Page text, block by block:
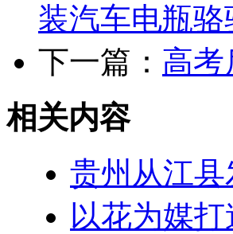
装汽车电瓶
下一篇： 高考
相关内容
贵州从江
以花为媒